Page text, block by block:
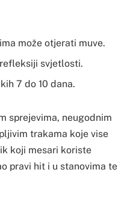
može otjerati muve.
svjetlosti.
7 do 10 dana.
sprejevima, neugodnim
trakama koje vise
koji mesari koriste
pravi hit i u stanovima te